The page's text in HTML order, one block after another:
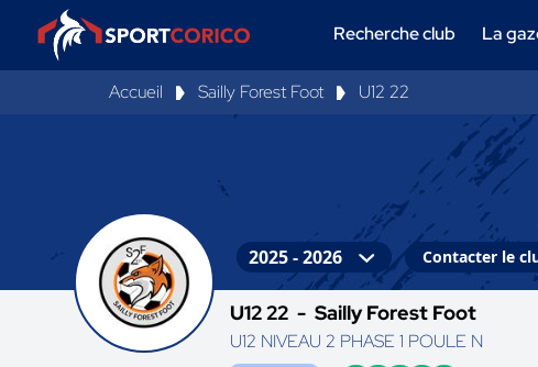
Recherche club La
Accueil Sailly Forest Foot U12 22
Contacter le
U12 22 -Sailly Forest Foot
U12 NIVEAU 2 PHASE 1 POULE N